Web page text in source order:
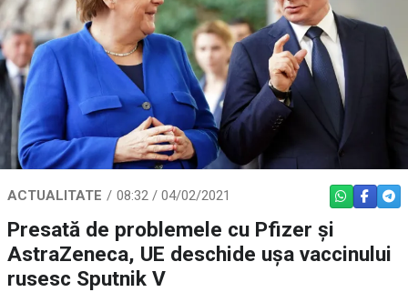
ACTUALITATE 08:32 / 04/02/2021 WHATSAPP
Presată de problemele cu Pfizer și
AstraZeneca, UE deschide ușa vaccinului
rusesc Sputnik V